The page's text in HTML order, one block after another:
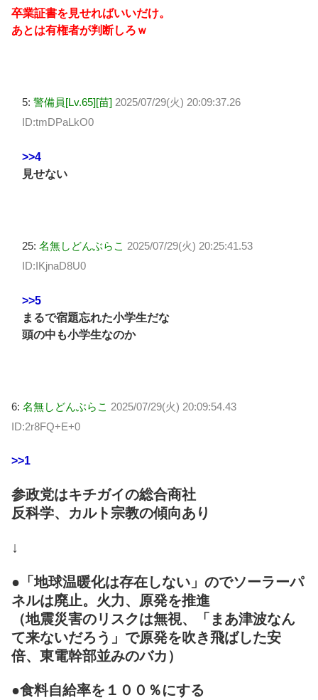
卒業証書を見せればいいだけ。
あとは有権者が判断しろｗ
5: 警備員[Lv.65][苗] 2025/07/29(火) 20:09:37.26
ID:tmDPaLkO0
>>4
見せない
25: 名無しどんぶらこ 2025/07/29(火) 20:25:41.53
ID:IKjnaD8U0
>>5
まるで宿題忘れた小学生だな
頭の中も小学生なのか
6: 名無しどんぶらこ 2025/07/29(火) 20:09:54.43
ID:2r8FQ+E+0
>>1
参政党はキチガイの総合商社
反科学、カルト宗教の傾向あり
↓
●「地球温暖化は存在しない」のでソーラーパ
ネルは廃止。火力、原発を推進
（地震災害のリスクは無視、「まあ津波なん
て来ないだろう」で原発を吹き飛ばした安
倍、東電幹部並みのバカ）
●食料自給率を１００％にする